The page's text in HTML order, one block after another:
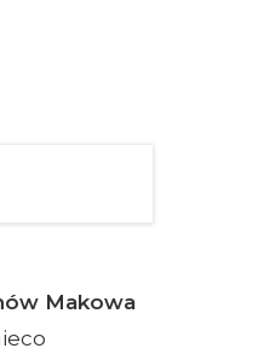
Makowa